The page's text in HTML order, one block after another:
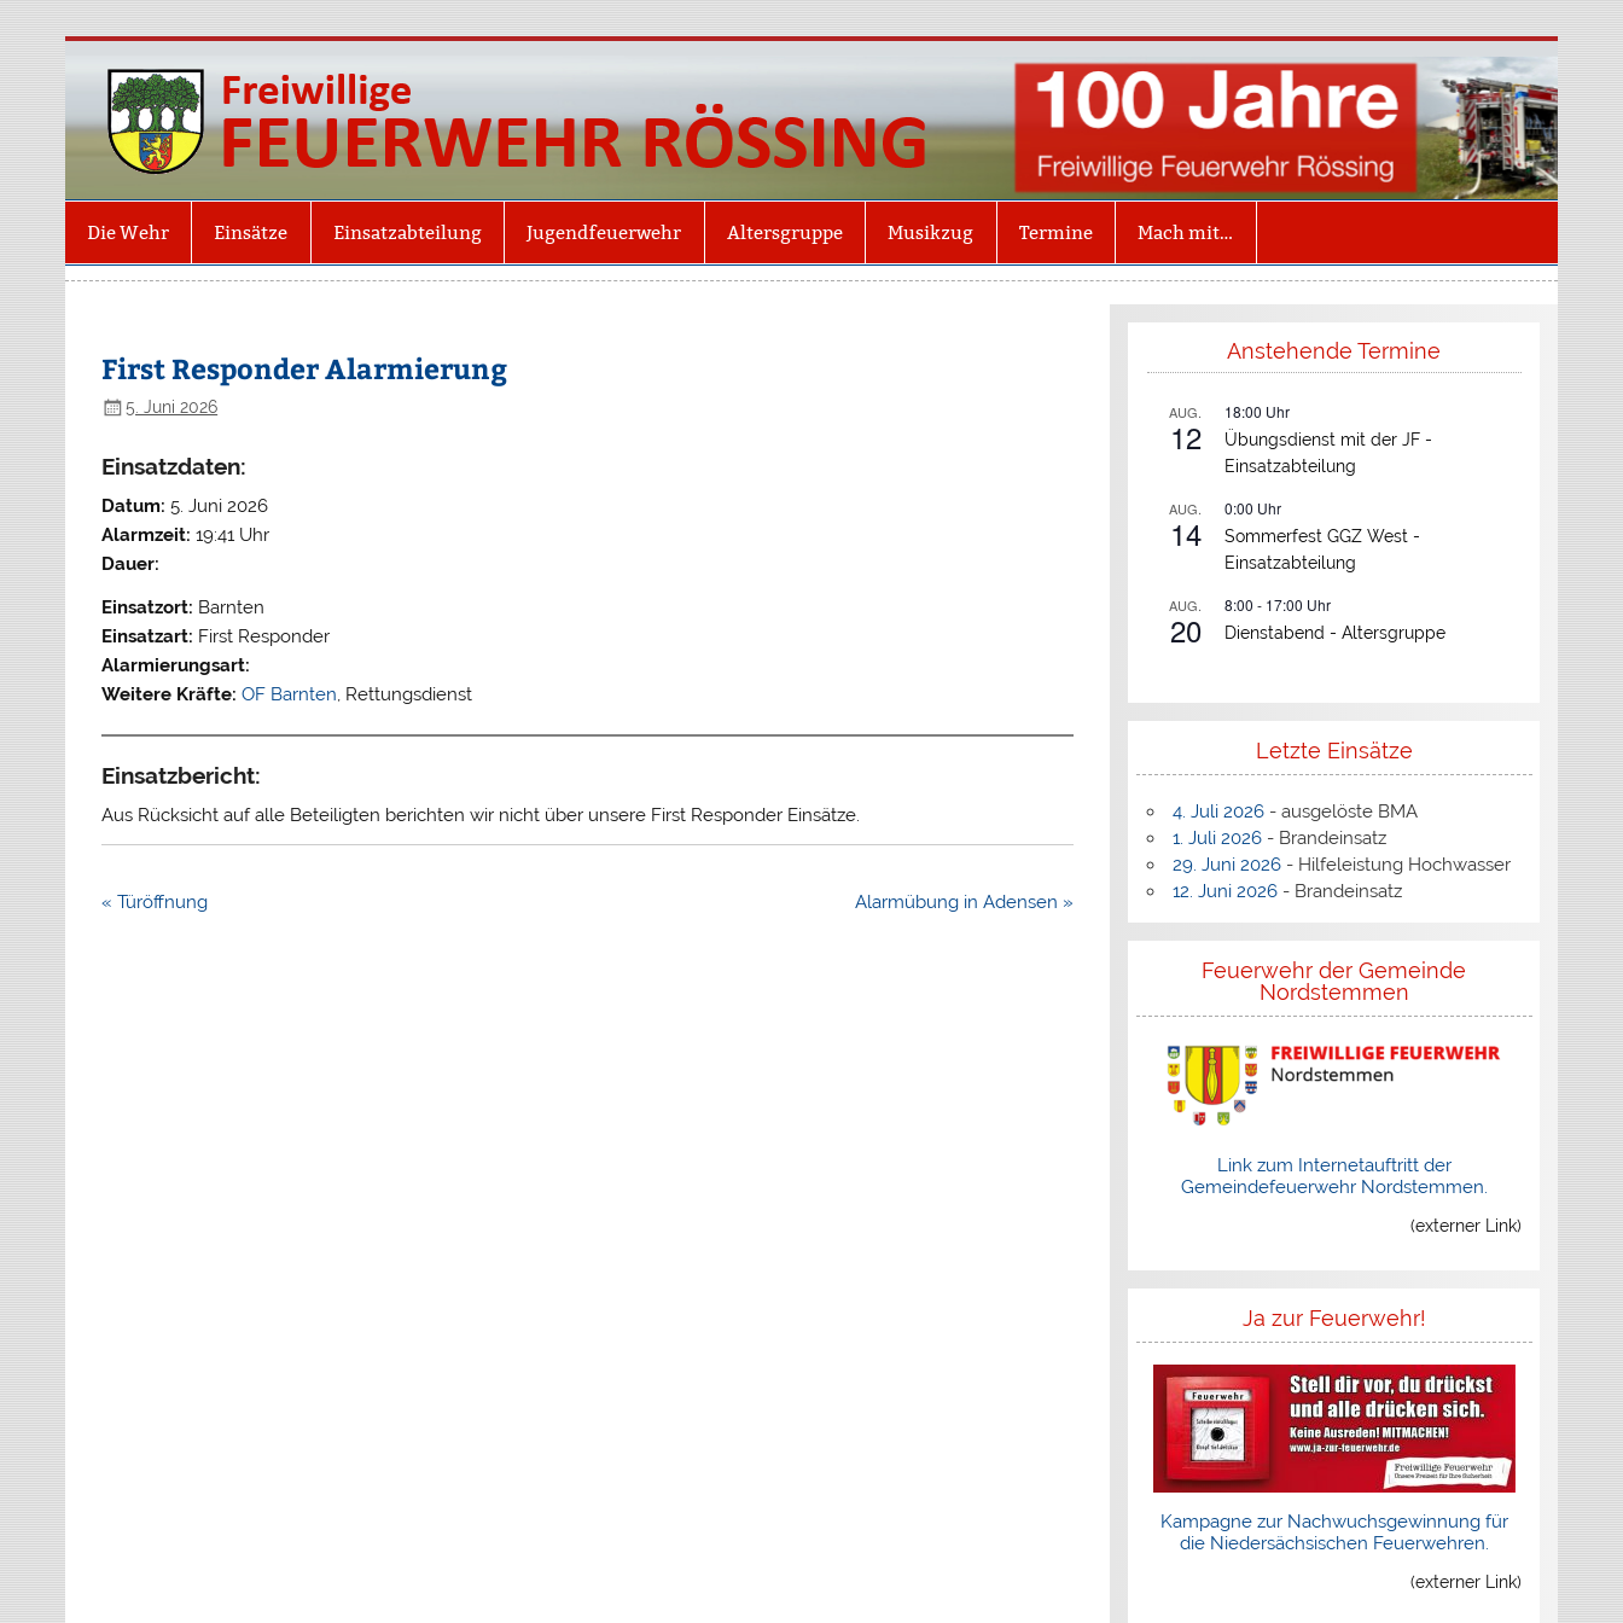
Freiwillige Feuerwehr
Rössing
Die Wehr Einsätze Einsatzabteilung Jugendfeuerwehr Altersgruppe Musikzug Termine Mach mit…
First Responder Alarmierung
5. Juni 2026
Einsatzdaten:
Datum: 5. Juni 2026
Alarmzeit: 19:41 Uhr
Dauer:
Einsatzort: Barnten
Einsatzart: First Responder
Alarmierungsart:
Weitere Kräfte: OF Barnten, Rettungsdienst
Einsatzbericht:
Aus Rücksicht auf alle Beteiligten berichten wir nicht über unsere First Responder Einsätze.
Beitragsnavigation
« Türöffnung Alarmübung in Adensen »
Anstehende Termine
AUG.
12
18:00 Uhr
Übungsdienst mit der JF -
Einsatzabteilung
AUG.
14
0:00 Uhr
Sommerfest GGZ West -
Einsatzabteilung
AUG.
20
8:00 - 17:00 Uhr
Dienstabend - Altersgruppe
Letzte Einsätze
4. Juli 2026- ausgelöste BMA
1. Juli 2026- Brandeinsatz
29. Juni 2026- Hilfeleistung Hochwasser
12. Juni 2026- Brandeinsatz
Feuerwehr der Gemeinde
Nordstemmen
Link zum Internetauftritt der
Gemeindefeuerwehr Nordstemmen.
(externer Link)
Ja zur Feuerwehr!
Kampagne zur Nachwuchsgewinnung für
die Niedersächsischen Feuerwehren.
(externer Link)